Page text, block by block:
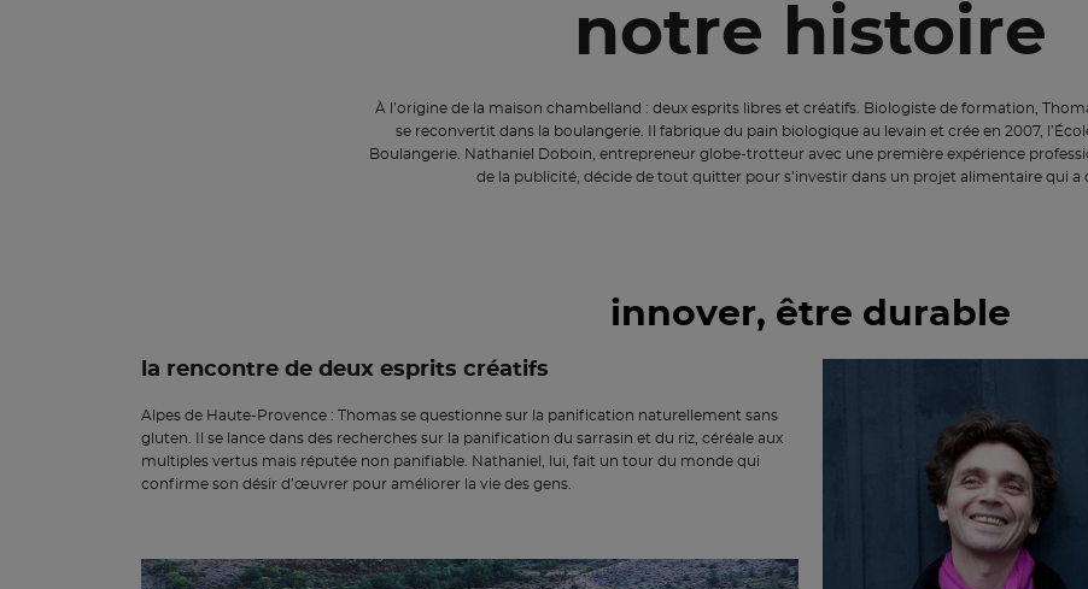
notre histoire
À l’origine de la maison chambelland : deux esprits libres et créatifs. Biologiste de formation,
se reconvertit dans la boulangerie. Il fabrique du pain biologique au levain et crée en 2007,
Boulangerie. Nathaniel Doboin, entrepreneur globe-trotteur avec une première expérience
de la publicité, décide de tout quitter pour s’investir dans un projet alimentaire qui a
innover, être durable
la rencontre de deux esprits créatifs
Alpes de Haute-Provence : Thomas se questionne sur la panification naturellement sans
gluten. Il se lance dans des recherches sur la panification du sarrasin et du riz, céréale aux
multiples vertus mais réputée non panifiable. Nathaniel, lui, fait un tour du monde qui
confirme son désir d’œuvrer pour améliorer la vie des gens.